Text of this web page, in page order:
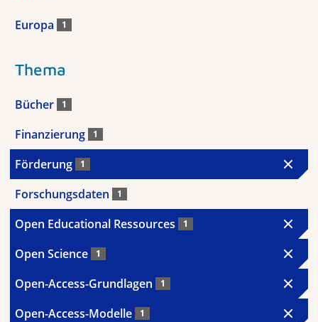
Europa 1
Thema
Bücher 1
Finanzierung 1
Förderung 1
Forschungsdaten 1
Open Educational Ressources 1
Open Science 1
Open-Access-Grundlagen 1
Open-Access-Modelle 1